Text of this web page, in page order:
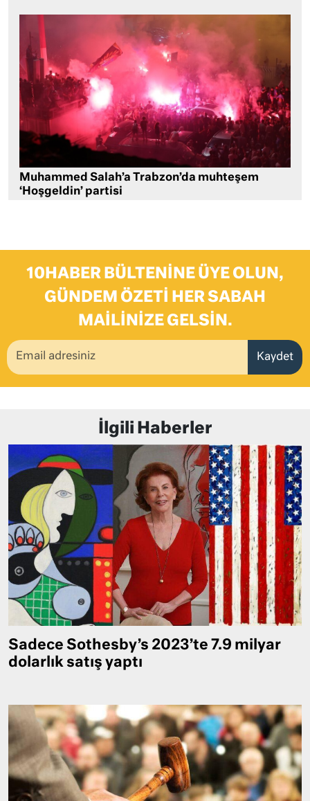
Muhammed Salah’a Trabzon’da muhteşem
‘Hoşgeldin’ partisi
10HABER BÜLTENINE ÜYE OLUN,
GÜNDEM ÖZETI HER SABAH
MAILINIZE GELSIN.
Kaydet
İlgili Haberler
Sadece Sothesby’s 2023’te 7.9 milyar
dolarlık satış yaptı